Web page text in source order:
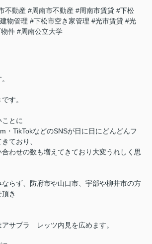
不動産 #周南市不動産 #周南市賃貸 #下松
物管理 #下松市空き家管理 #光市賃貸 #光
件 #周南公立大学
す。
とに
・TikTokなどのSNSが日に日にどんどんフ
ており、
わせの数も増えてきており大変うれしく思
ならず、防府市や山口市、宇部や柳井市の方
き
サプラ レッツ内見を広めます。